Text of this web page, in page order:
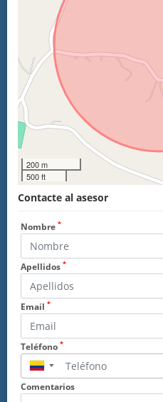
200 m
500 ft
Contacte al asesor
Nombre *
Apellidos *
Email *
Teléfono *
▼
Comentarios